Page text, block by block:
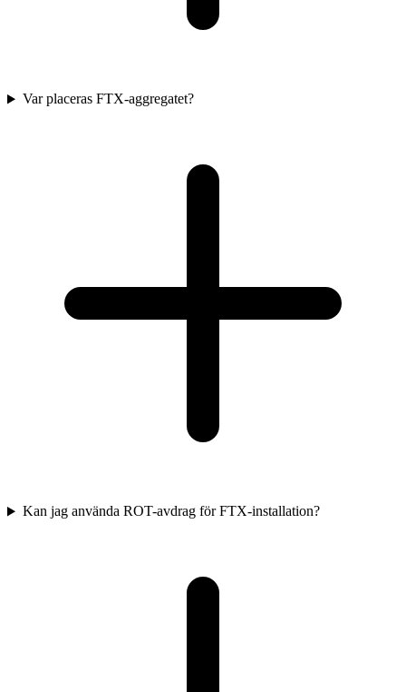
Var placeras FTX-aggregatet?
Kan jag använda ROT-avdrag för FTX-installation?